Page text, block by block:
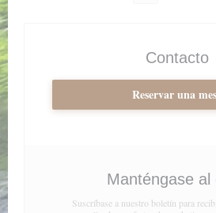
Contacto
Reservar una
Manténgase al
Suscríbase a nuestro boletín para